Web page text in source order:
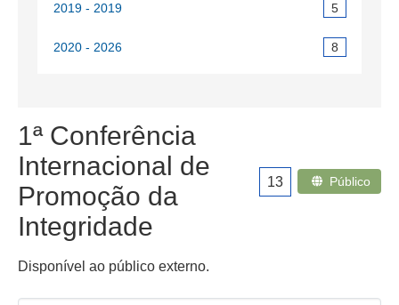
1ª Conferência
Internacional de
Promoção da
Integridade
13 Público
Disponível ao público externo.
2019 - 2019 5
2020 - 2026 8